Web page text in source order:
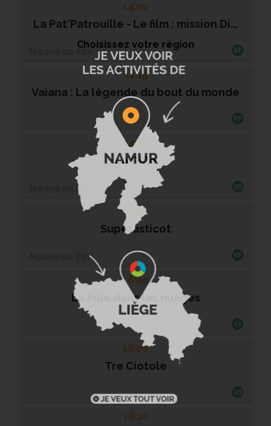
14:00
La Pat'Patrouille - Le film : mission Di...
14:15
Vaiana : La légende du bout du monde
Nouveau film
14:30
La Gifle
Nouveau film
15:00
Superasticot
16:00
La Fille dans les nuages
16:00
Tre Ciotole
16:20
Choisissez votre région